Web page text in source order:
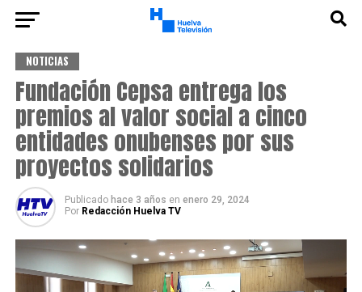
NOTICIAS
Fundación Cepsa entrega los
premios al valor social a cinco
entidades onubenses por sus
proyectos solidarios
Publicado hace 3 años en enero 29, 2024
Por Redacción Huelva TV